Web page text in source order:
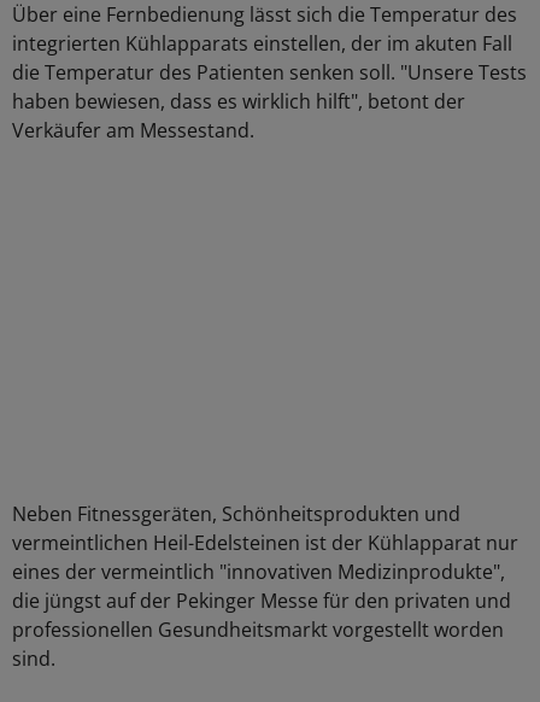
Über eine Fernbedienung lässt sich die Temperatur des
integrierten Kühlapparats einstellen, der im akuten Fall
die Temperatur des Patienten senken soll. "Unsere Tests
haben bewiesen, dass es wirklich hilft", betont der
Verkäufer am Messestand.
Neben Fitnessgeräten, Schönheitsprodukten und
vermeintlichen Heil-Edelsteinen ist der Kühlapparat nur
eines der vermeintlich "innovativen Medizinprodukte",
die jüngst auf der Pekinger Messe für den privaten und
professionellen Gesundheitsmarkt vorgestellt worden
sind.